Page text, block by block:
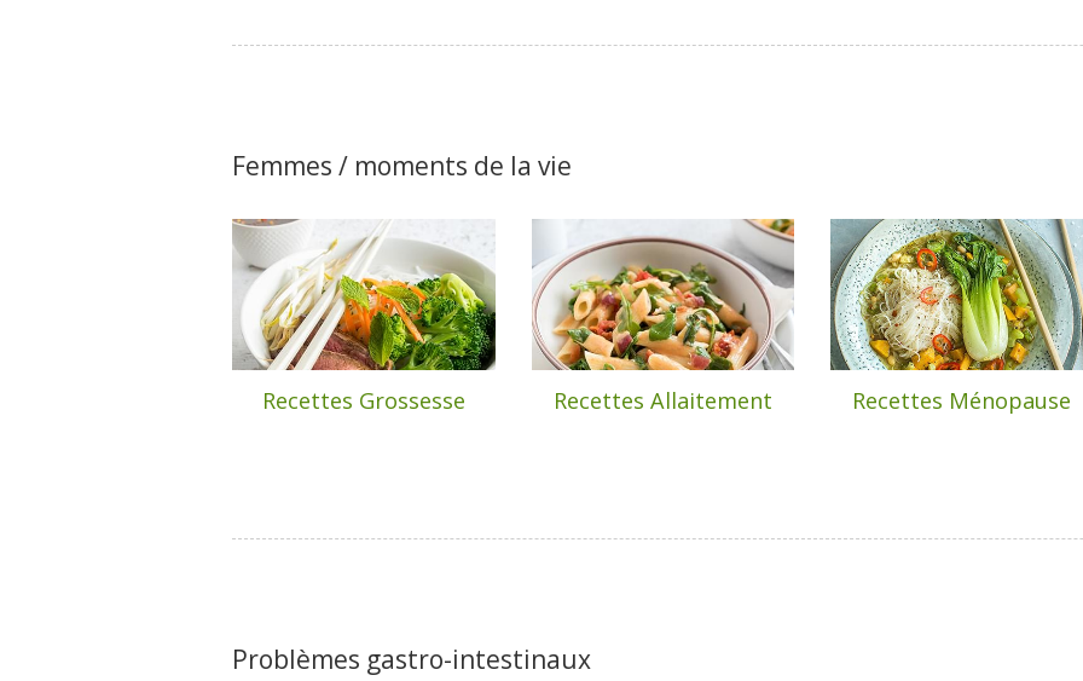
Femmes / moments de la vie
Recettes Grossesse Recettes Allaitement Recettes Ménopause
Problèmes gastro-intestinaux